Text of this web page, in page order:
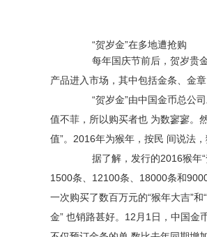
“贺岁金”在多地遭抢购
每年国庆节前后，贺岁贵金
产品进入市场，其中包括金条、金
“贺岁金”由中国金币总公司
值不菲，所以购买者也 为数寥寥。
值”。2016年为猴年，按民 间说法
据了解，发行的2016猴年“
1500条、12100条、18000条和
一次购买了数百万元的“猴年大吉”
金” 也销路甚好。12月1日，中国金